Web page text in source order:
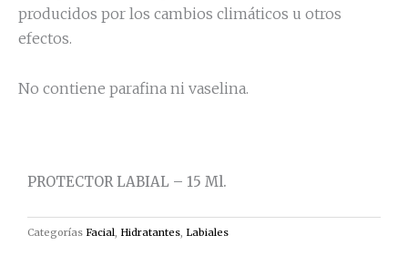
producidos por los cambios climáticos u otros
efectos.
No contiene parafina ni vaselina.
PROTECTOR LABIAL – 15 Ml.
Categorías Facial, Hidratantes, Labiales